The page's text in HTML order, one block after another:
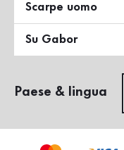
Scarpe uomo
Su Gabor
Paese & lingua